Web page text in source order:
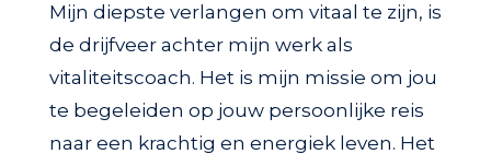
Mijn diepste verlangen om vitaal te zijn, is
de drijfveer achter mijn werk als
vitaliteitscoach. Het is mijn missie om jou
te begeleiden op jouw persoonlijke reis
naar een krachtig en energiek leven. Het